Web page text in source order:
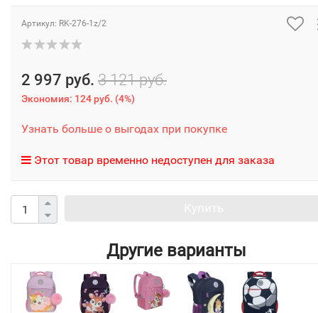
Артикул: RK-276-1z/2
2 997 руб. 3 121 руб.
Экономия: 124 руб. (4%)
Узнать больше о выгодах при покупке
Этот товар временно недоступен для заказа
Другие варианты